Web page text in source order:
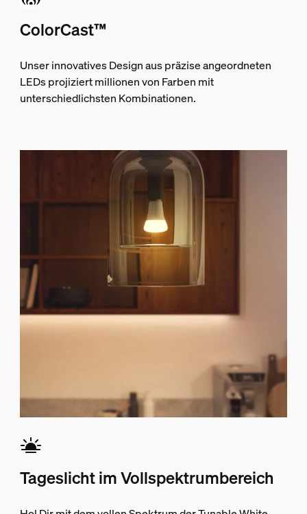
ColorCast™
Unser innovatives Design aus präzise angeordneten
LEDs projiziert millionen von Farben mit
unterschiedlichsten Kombinationen.
Tageslicht im Vollspektrumbereich